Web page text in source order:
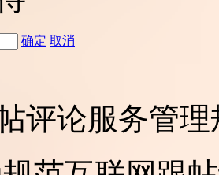
确定 取消
评论服务管理